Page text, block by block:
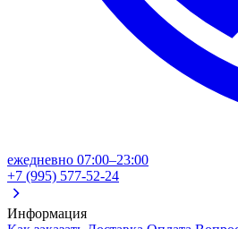
ежедневно 07:00–23:00
+7 (995) 577-52-24
Информация